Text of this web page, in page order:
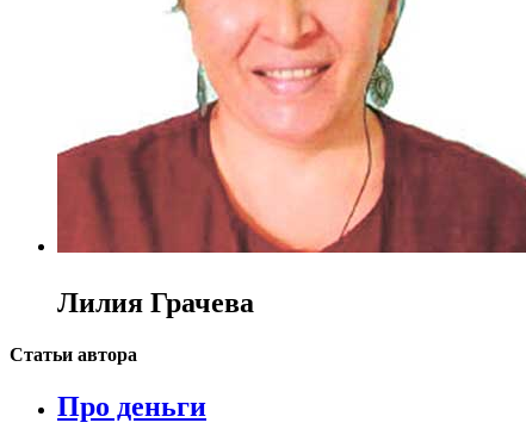
Лилия Грачева
Статьи автора
Про деньги